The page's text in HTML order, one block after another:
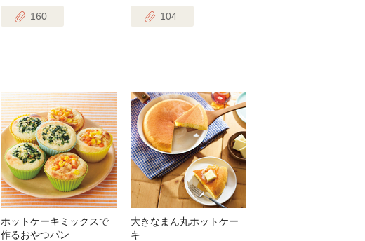
160 104
ホットケーキミックスで
作るおやつパン
大きなまん丸ホットケー
キ